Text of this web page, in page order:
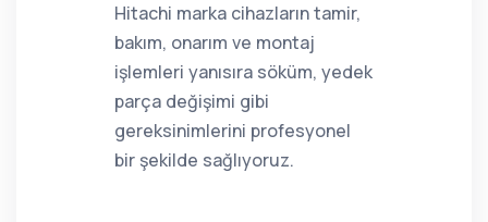
Hitachi marka cihazların tamir,
bakım, onarım ve montaj
işlemleri yanısıra söküm, yedek
parça değişimi gibi
gereksinimlerini profesyonel
bir şekilde sağlıyoruz.